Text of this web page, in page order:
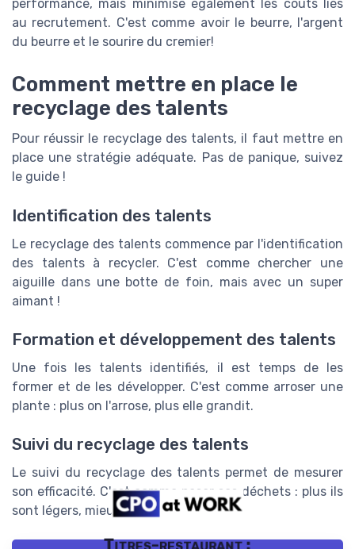
performance, mais minimise également les coûts liés
au recrutement. C'est comme avoir le beurre, l'argent
du beurre et le sourire du cremier!
Comment mettre en place le
recyclage des talents
Pour réussir le recyclage des talents, il faut mettre en
place une stratégie adéquate. Pas de panique, suivez
le guide !
Identification des talents
Le recyclage des talents commence par l'identification
des talents à recycler. C'est comme chercher une
aiguille dans une botte de foin, mais avec un super
aimant !
Formation et développement des talents
Une fois les talents identifiés, il est temps de les
former et de les développer. C'est comme arroser une
plante : plus on l'arrose, plus elle grandit.
Suivi du recyclage des talents
Le suivi du recyclage des talents permet de mesurer
son efficacité. C'est comme peser ses déchets : plus ils
sont légers, mieux c'est !